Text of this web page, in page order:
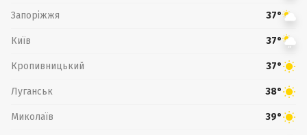
Запоріжжя 37°
Київ 37°
Кропивницький 37°
Луганськ 38°
Миколаїв 39°